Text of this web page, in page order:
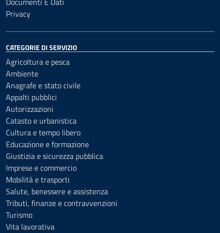
Privacy
CATEGORIE DI SERVIZIO
Agricoltura e pesca
Ambiente
Anagrafe e stato civile
Appalti pubblici
Autorizzazioni
Catasto e urbanistica
Cultura e tempo libero
Educazione e formazione
Giustizia e sicurezza pubblica
Imprese e commercio
Mobilità e trasporti
Salute, benessere e assistenza
Tributi, finanze e contravvenzioni
Turismo
Vita lavorativa